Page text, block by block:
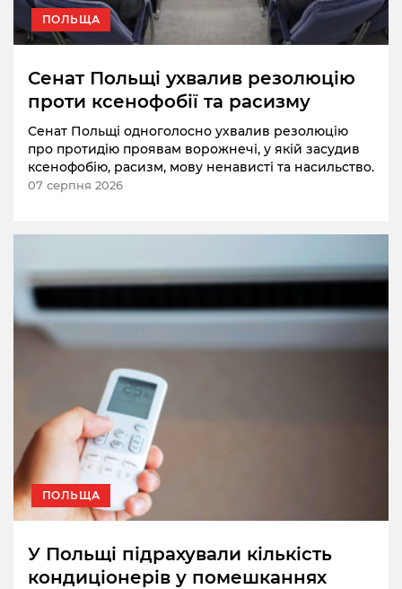
ПОЛЬЩА
Сенат Польщі ухвалив резолюцію
проти ксенофобії та расизму
Сенат Польщі одноголосно ухвалив резолюцію
про протидію проявам ворожнечі, у якій засудив
ксенофобію, расизм, мову ненависті та насильство.
07 серпня 2026
ПОЛЬЩА
У Польщі підрахували кількість
кондиціонерів у помешканнях